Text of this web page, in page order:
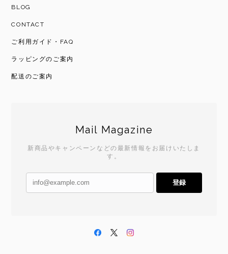
BLOG
CONTACT
ご利用ガイド・FAQ
ラッピングのご案内
配送のご案内
Mail Magazine
新商品やキャンペーンなどの最新情報をお届けいたしま
す。
登録